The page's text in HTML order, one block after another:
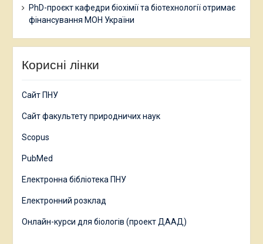
PhD-проєкт кафедри біохімії та біотехнології отримає
фінансування МОН України
Корисні лінки
Сайт ПНУ
Сайт факультету природничих наук
Scopus
PubMed
Електронна бібліотека ПНУ
Електронний розклад
Онлайн-курси для біологів (проект ДААД)